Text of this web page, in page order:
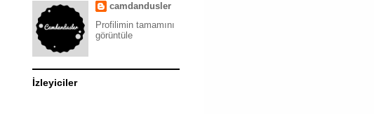
camdandusler
Profilimin tamamını
görüntüle
İzleyiciler